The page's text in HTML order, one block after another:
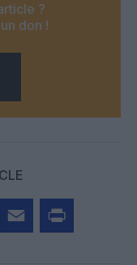
?
don !